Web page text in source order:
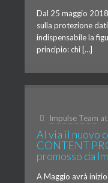
Dal 25 maggio
sulla protezione
indispensabile la
principio: chi […]
Impulse Team at
Al via il nuovo
CONTENT
promosso da
A Maggio avrà